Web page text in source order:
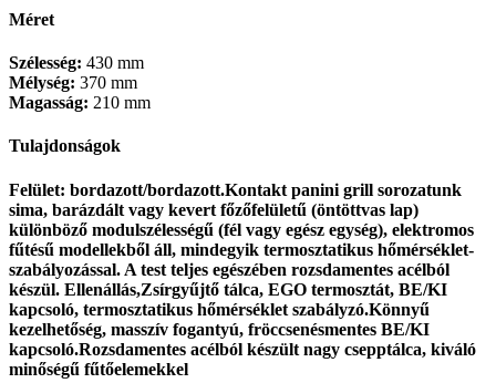
Méret
Szélesség: 430 mm
Mélység: 370 mm
Magasság: 210 mm
Tulajdonságok
Felület: bordazott/bordazott.Kontakt panini grill sorozatunk
sima, barázdált vagy kevert főzőfelületű (öntöttvas lap)
különböző modulszélességű (fél vagy egész egység), elektromos
fűtésű modellekből áll, mindegyik termosztatikus hőmérséklet-
szabályozással. A test teljes egészében rozsdamentes acélból
készül. Ellenállás,Zsírgyűjtő tálca, EGO termosztát, BE/KI
kapcsoló, termosztatikus hőmérséklet szabályzó.Könnyű
kezelhetőség, masszív fogantyú, fröccsenésmentes BE/KI
kapcsoló.Rozsdamentes acélból készült nagy csepptálca, kiváló
minőségű fűtőelemekkel